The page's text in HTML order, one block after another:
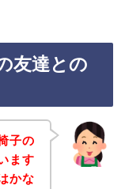
友達との
子の
ます
かな